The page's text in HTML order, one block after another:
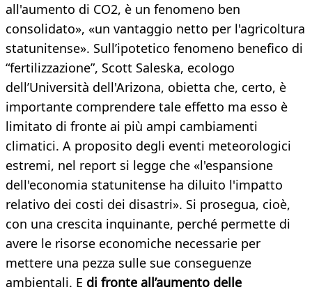
all'aumento di CO2, è un fenomeno ben
consolidato», «un vantaggio netto per l'agricoltura
statunitense». Sull’ipotetico fenomeno benefico di
“fertilizzazione”, Scott Saleska, ecologo
dell’Università dell'Arizona, obietta che, certo, è
importante comprendere tale effetto ma esso è
limitato di fronte ai più ampi cambiamenti
climatici. A proposito degli eventi meteorologici
estremi, nel report si legge che «l'espansione
dell'economia statunitense ha diluito l'impatto
relativo dei costi dei disastri». Si prosegua, cioè,
con una crescita inquinante, perché permette di
avere le risorse economiche necessarie per
mettere una pezza sulle sue conseguenze
ambientali. E di fronte all’aumento delle